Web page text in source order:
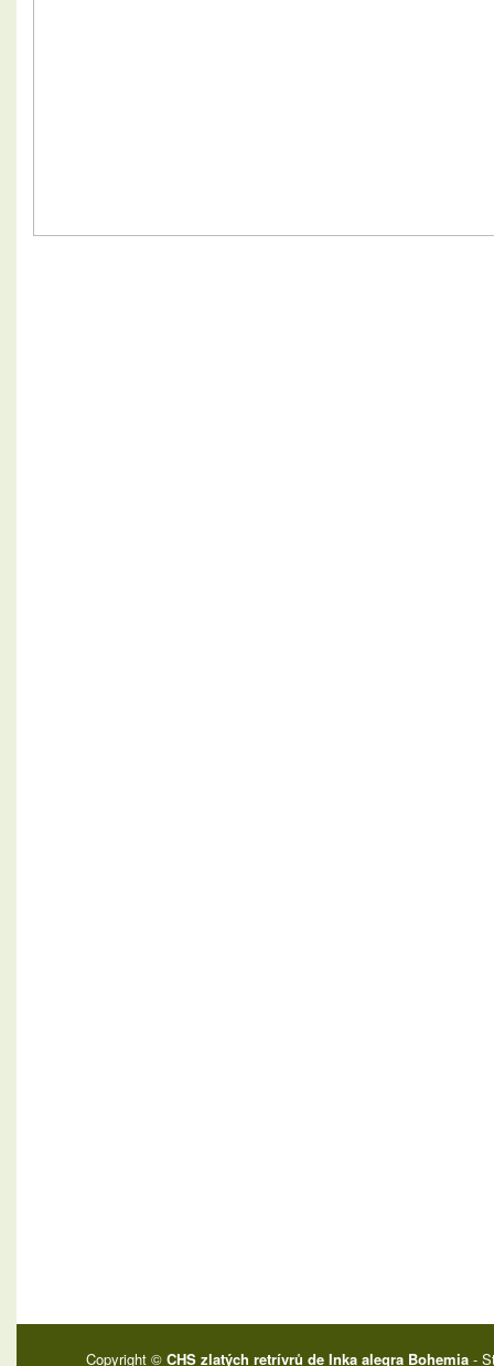
Copyright © CHS zlatých retrívrů de Inka alegra Bohemia -